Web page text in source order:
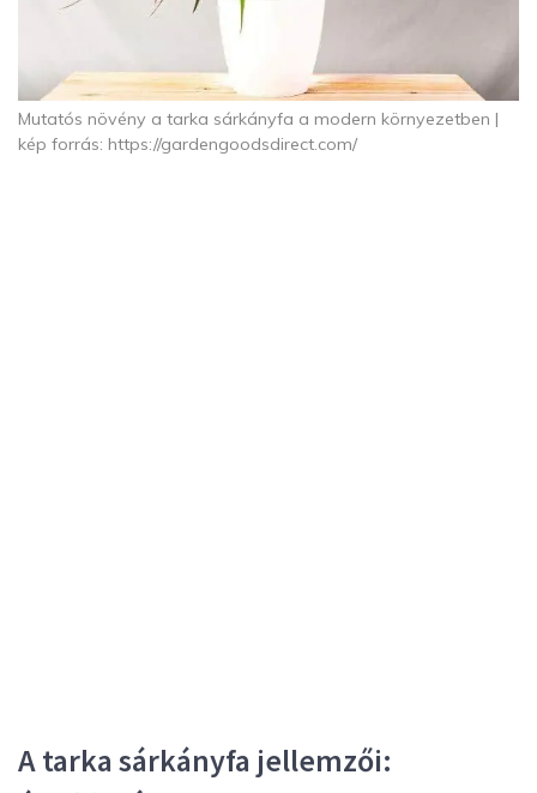
Mutatós növény a tarka sárkányfa a modern környezetben |
kép forrás: https://gardengoodsdirect.com/
A tarka sárkányfa jellemzői: